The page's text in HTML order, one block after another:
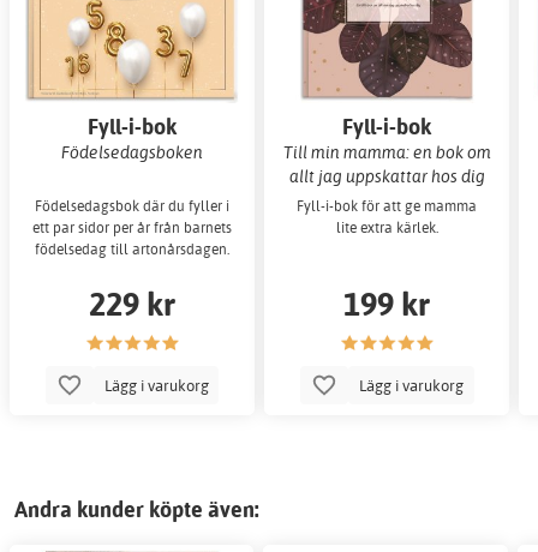
Fyll-i-bok
Födelsedagsboken
Födelsedagsbok där du fyller i
ett par sidor per år från barnets
födelsedag till artonårsdagen.
229 kr
Lägg i varukorg
Fyll-i-bok
Till min mamma: en bok om
allt jag uppskattar hos dig
Fyll-i-bok för att ge mamma
lite extra kärlek.
199 kr
Lägg i varukorg
Andra kunder köpte även: